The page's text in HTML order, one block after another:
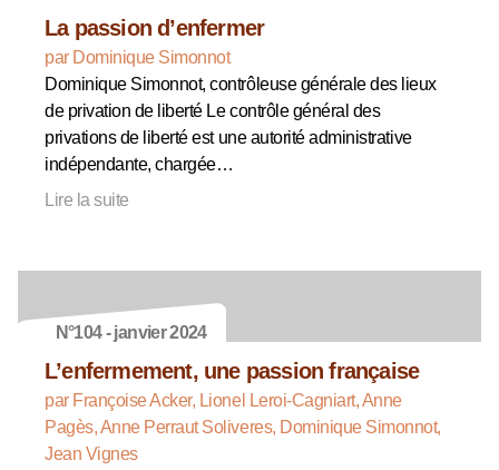
La passion d’enfermer
par Dominique Simonnot
Dominique Simonnot, contrôleuse générale des lieux
de privation de liberté Le contrôle général des
privations de liberté est une autorité administrative
indépendante, chargée…
Lire la suite
N°104 - janvier 2024
L’enfermement, une passion française
par Françoise Acker, Lionel Leroi-Cagniart, Anne
Pagès, Anne Perraut Soliveres, Dominique Simonnot,
Jean Vignes